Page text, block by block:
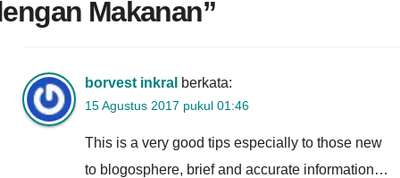
Makanan”
borvest inkral berkata:
15 Agustus 2017 pukul 01:46
This is a very good tips especially to those new
to blogosphere, brief and accurate information…